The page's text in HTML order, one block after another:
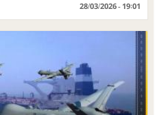
28/03/2026 - 19:01